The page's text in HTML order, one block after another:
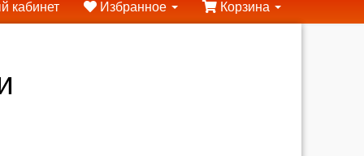
кабинет Избранное Корзина